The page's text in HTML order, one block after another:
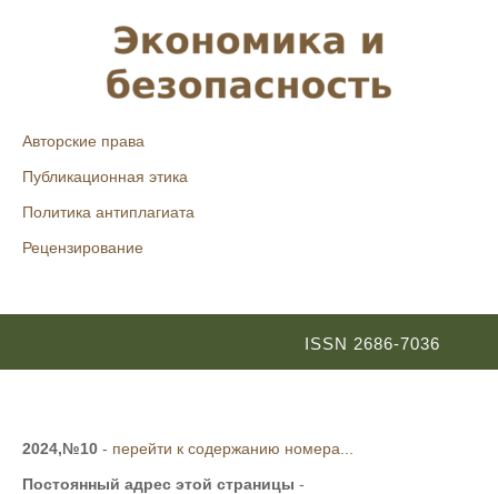
Авторские права
Публикационная этика
Политика антиплагиата
Рецензирование
ISSN 2686-7036
2024,№10 - перейти к содержанию номера...
Постоянный адрес этой страницы -